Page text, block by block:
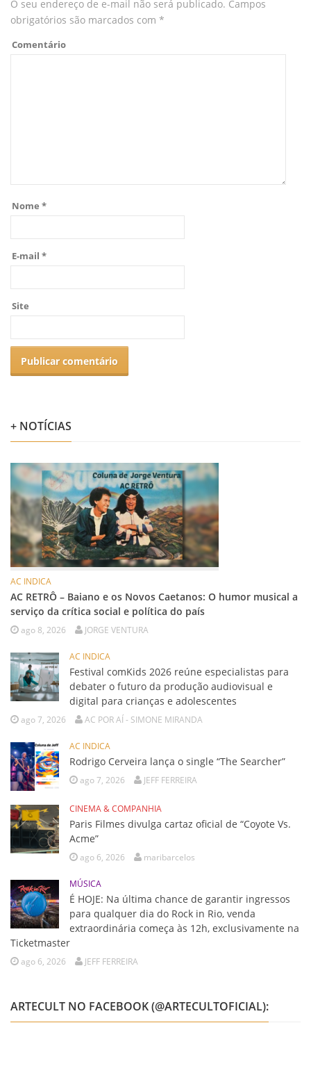
O seu endereço de e-mail não será publicado. Campos
obrigatórios são marcados com *
Comentário
Nome *
E-mail *
Site
+ NOTÍCIAS
AC INDICA
AC RETRÔ – Baiano e os Novos Caetanos: O humor musical a
serviço da crítica social e política do país
ago 8, 2026 JORGE VENTURA
AC INDICA
Festival comKids 2026 reúne especialistas para
debater o futuro da produção audiovisual e
digital para crianças e adolescentes
ago 7, 2026 AC POR AÍ - SIMONE MIRANDA
AC INDICA
Rodrigo Cerveira lança o single “The Searcher”
ago 7, 2026 JEFF FERREIRA
CINEMA & COMPANHIA
Paris Filmes divulga cartaz oficial de “Coyote Vs.
Acme”
ago 6, 2026 maribarcelos
MÚSICA
É HOJE: Na última chance de garantir ingressos
para qualquer dia do Rock in Rio, venda
extraordinária começa às 12h, exclusivamente na
Ticketmaster
ago 6, 2026 JEFF FERREIRA
ARTECULT NO FACEBOOK (@ARTECULTOFICIAL):